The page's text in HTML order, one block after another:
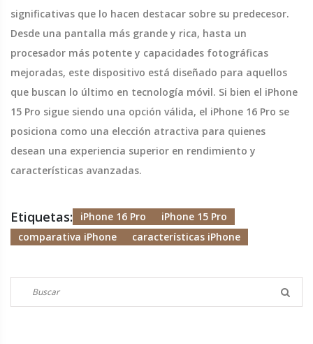
significativas que lo hacen destacar sobre su predecesor.
Desde una pantalla más grande y rica, hasta un
procesador más potente y capacidades fotográficas
mejoradas, este dispositivo está diseñado para aquellos
que buscan lo último en tecnología móvil. Si bien el iPhone
15 Pro sigue siendo una opción válida, el iPhone 16 Pro se
posiciona como una elección atractiva para quienes
desean una experiencia superior en rendimiento y
características avanzadas.
Etiquetas: iPhone 16 Pro
iPhone 15 Pro
comparativa iPhone
características iPhone